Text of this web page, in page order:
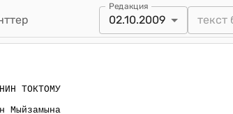
Редакция
02.10.2009